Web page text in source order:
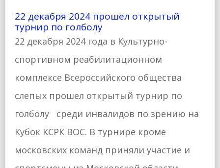
22 декабря 2024 прошел открытый
турнир по голболу
22 декабря 2024 года в Культурно-
спортивном реабилитационном
комплексе Всероссийского общества
слепых прошел открытый турнир по
голболу среди инвалидов по зрению на
Кубок КСРК ВОС. В турнире кроме
московских команд приняли участие и